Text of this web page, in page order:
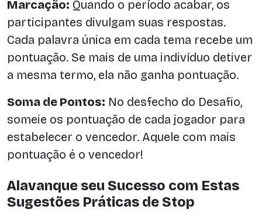
Marcação: Quando o período acabar, os
participantes divulgam suas respostas.
Cada palavra única em cada tema recebe um
pontuação. Se mais de uma indivíduo detiver
a mesma termo, ela não ganha pontuação.
Soma de Pontos: No desfecho do Desafio,
someie os pontuação de cada jogador para
estabelecer o vencedor. Aquele com mais
pontuação é o vencedor!
Alavanque seu Sucesso com Estas
Sugestões Práticas de Stop